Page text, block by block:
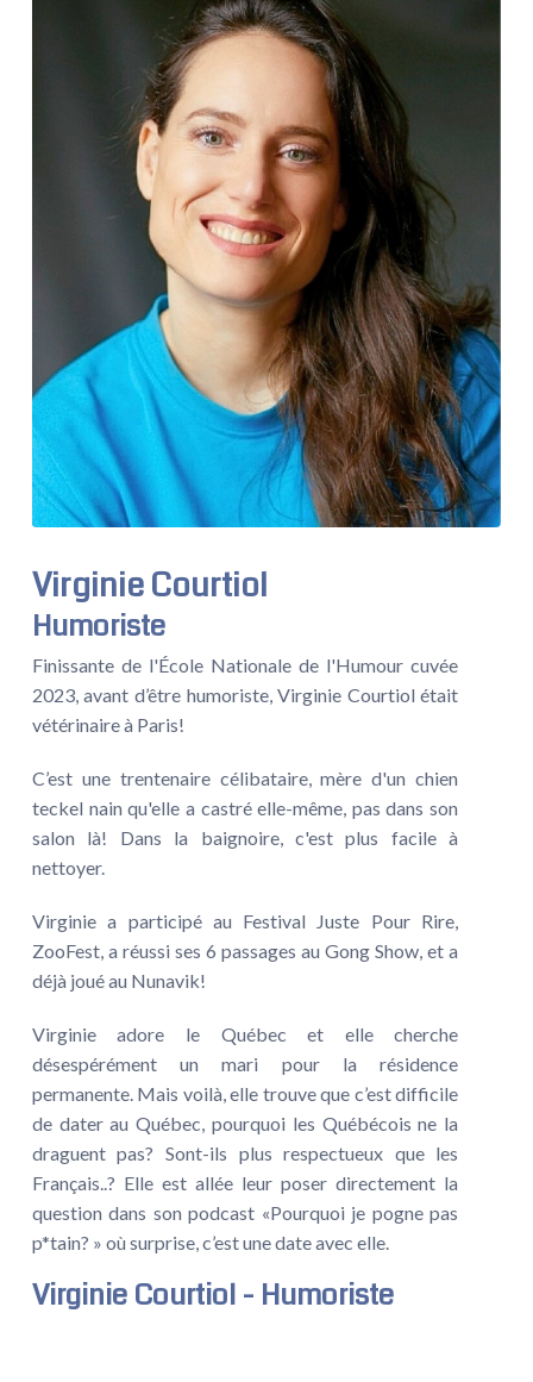
Virginie Courtiol
Humoriste
Finissante de l'École Nationale de l'Humour cuvée
2023, avant d’être humoriste, Virginie Courtiol était
vétérinaire à Paris!
C’est une trentenaire célibataire, mère d'un chien
teckel nain qu'elle a castré elle-même, pas dans son
salon là! Dans la baignoire, c'est plus facile à
nettoyer.
Virginie a participé au Festival Juste Pour Rire,
ZooFest, a réussi ses 6 passages au Gong Show, et a
déjà joué au Nunavik!
Virginie adore le Québec et elle cherche
désespérément un mari pour la résidence
permanente. Mais voilà, elle trouve que c’est difficile
de dater au Québec, pourquoi les Québécois ne la
draguent pas? Sont-ils plus respectueux que les
Français..? Elle est allée leur poser directement la
question dans son podcast «Pourquoi je pogne pas
p*tain? » où surprise, c’est une date avec elle.
Virginie Courtiol - Humoriste